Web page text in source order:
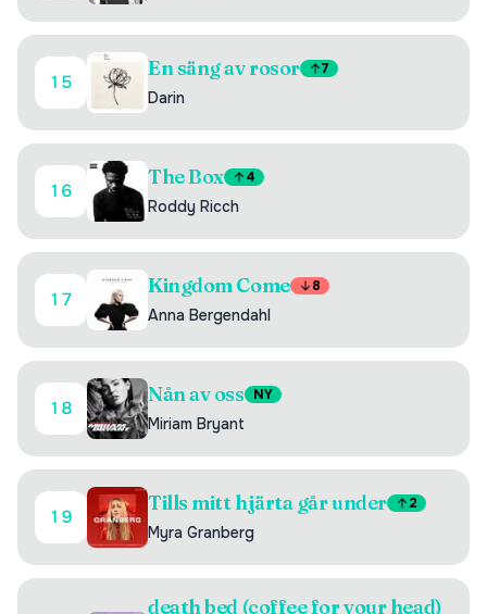
15
En säng av rosor 7
Darin
16
The Box 4
Roddy Ricch
17
Kingdom Come 8
Anna Bergendahl
18
Nån av oss NY
Miriam Bryant
19
Tills mitt hjärta går under 2
Myra Granberg
death bed (coffee for your head)